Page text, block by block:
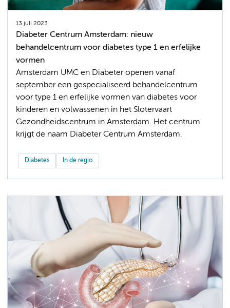
13 juli 2023
Diabeter Centrum Amsterdam: nieuw
behandelcentrum voor diabetes type 1 en erfelijke
vormen
Amsterdam UMC en Diabeter openen vanaf
september een gespecialiseerd behandelcentrum
voor type 1 en erfelijke vormen van diabetes voor
kinderen en volwassenen in het Slotervaart
Gezondheidscentrum in Amsterdam. Het centrum
krijgt de naam Diabeter Centrum Amsterdam.
Diabetes In de regio